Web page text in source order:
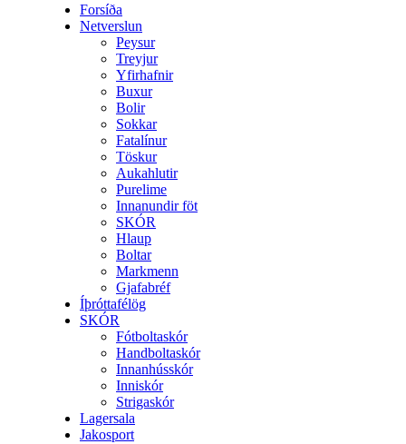
Forsíða
Netverslun
Peysur
Treyjur
Yfirhafnir
Buxur
Bolir
Sokkar
Fatalínur
Töskur
Aukahlutir
Purelime
Innanundir föt
SKÓR
Hlaup
Boltar
Markmenn
Gjafabréf
Íþróttafélög
SKÓR
Fótboltaskór
Handboltaskór
Innanhússkór
Inniskór
Strigaskór
Lagersala
Jakosport